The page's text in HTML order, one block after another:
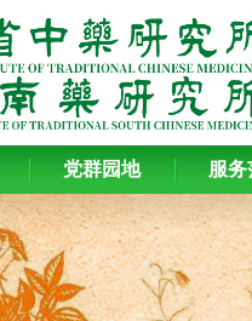
党群园地 服务